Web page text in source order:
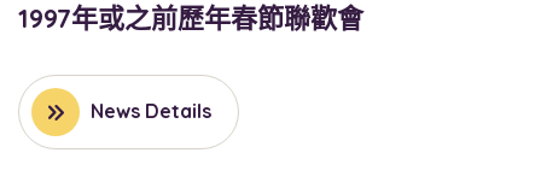
1997年或之前歷年春節聯歡會
News Details